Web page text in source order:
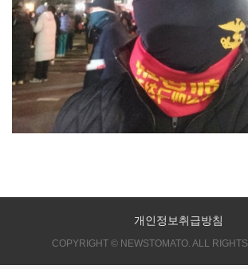
개인정보취급방침
COPYRIGHT © NEWSTOMATO. ALL